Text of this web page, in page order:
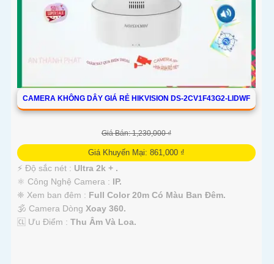
CAMERA KHÔNG DÂY GIÁ RẺ HIKVISION DS-2CV1F43G2-LIDWF
Giá Bán: 1,230,000 ₫
Giá Khuyến Mại: 861,000 ₫
️⚡ Độ sắc nét : Ultra 2k + .
⚛️ Công Nghệ Camera : IP.
❈ Xem ban đêm : Full Color 20m Có Màu Ban Ðêm.
🕉️ Camera Dòng Xoay 360.
️🆑 Ưu Điểm : Thu Âm Và Loa.